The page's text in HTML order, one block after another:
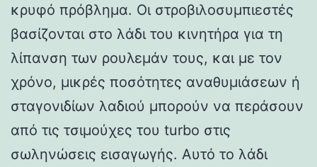
κρυφό πρόβλημα. Οι στροβιλοσυμπιεστές
βασίζονται στο λάδι του κινητήρα για τη
λίπανση των ρουλεμάν τους, και με τον
χρόνο, μικρές ποσότητες αναθυμιάσεων ή
σταγονιδίων λαδιού μπορούν να περάσουν
από τις τσιμούχες του turbo στις
σωληνώσεις εισαγωγής. Αυτό το λάδι